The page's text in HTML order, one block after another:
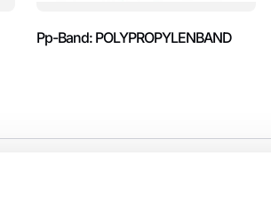
Pp-Band: POLYPROPYLENBAND